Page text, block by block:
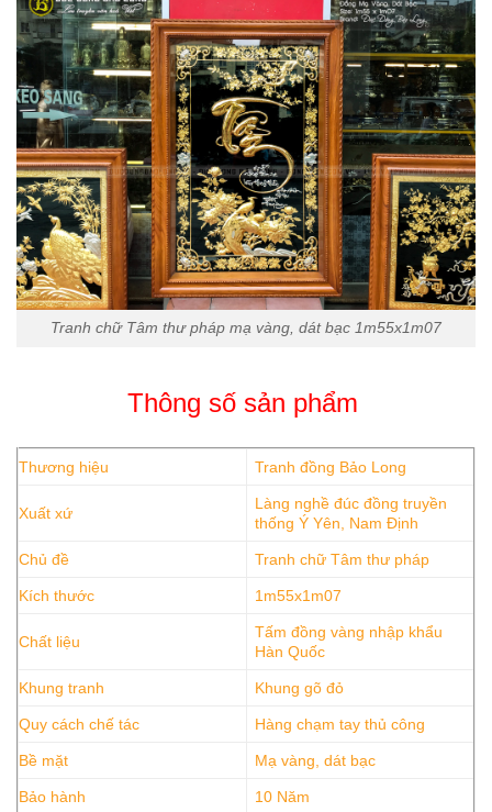
Tranh chữ Tâm thư pháp mạ vàng, dát bạc 1m55x1m07
Thông số sản phẩm
Thương hiệu Tranh đồng Bảo Long
Xuất xứ
Làng nghề đúc đồng truyền
thống Ý Yên, Nam Định
Chủ đề Tranh chữ Tâm thư pháp
Kích thước 1m55x1m07
Chất liệu
Tấm đồng vàng nhập khẩu
Hàn Quốc
Khung tranh Khung gõ đỏ
Quy cách chế tác Hàng chạm tay thủ công
Bề mặt Mạ vàng, dát bạc
Bảo hành 10 Năm